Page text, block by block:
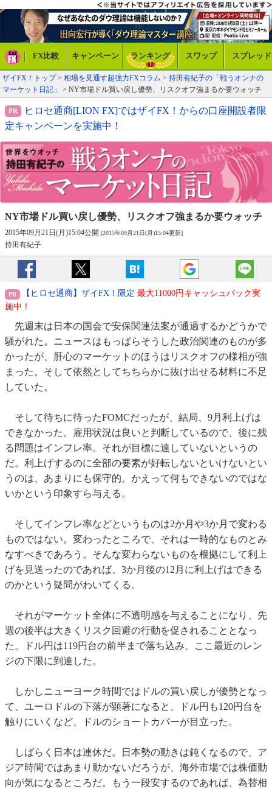
FX比較 キャンペーン ランキング スワップ スプレッド
ザイFX！トップ> 相場を見通す超強力FXコラム > 持田有紀子の「戦うオンナの
マーケット日記」
> NY市場ドル買い戻し優勢、リスクオフ強まるか要ウォッチ
ヒロセ通商[LION FX]ではザイFX！からの口座開設者限
定キャンペーンを実施中！
NY市場ドル買い戻し優勢、 リスクオフ強まるか要ウォッチ
2015年09月21日(月)15:04公開 [2015年09月21日(月)15:04更新]
持田有紀子
【ヒロセ通商】ザイFX！限定 最大11000円キャッシュバック実
施中！
先週末は日本の国会で安保関連法案が通過するかどうかで
騒がれた。ニュースはもっぱらそうした政治関連のものが多
かったが、肝心のマーケットのほうはリスクオフの様相が強
まった。そして依然としてちちらかに抜け出せる材料に不足
していた。
そして待ちに待ったFOMCだったが、結局、9月利上げは
できなかった。雇用状況は良いと判断しているので、後に残
る問題はインフレ率。それが目標に達していないというの
だ。利上げするのに全部の要素が好転しないといけないとい
うのは、あまりにも保守的。かえって何もできないのではな
いかという印象すら与える。
そしてインフレ率などというものは2か月や3か月で変わる
ものではない。変わったところで、それは一時的なものとみ
なすべきであろう。そんな変わらないものを根拠にして利上
げを見送ったのであれば、3か月後の12月に利上げはできる
のかという疑問がわいてくる。
それがマーケット全体に不透明感を与えることになり、先
週の後半は大きくリスク回避の行動を促されることとなっ
た。ドル円は119円台の前半まで落ち込み、ここ最近のレン
ジの下限に到達した。
しかしニューヨーク時間ではドルの買い戻しが優勢となっ
て、ユーロドルの下落が顕著になると、ドル円も120円台を
触りにいくなど、ドルのショートカバーが目立った。
しばらく日本は連休だ。日本勢の動きは鈍くなるので、ア
ジア時間ではあまり動かないだろうが、海外市場では株価動
向が気になるところだ。もう一段安するのであれば、為替相